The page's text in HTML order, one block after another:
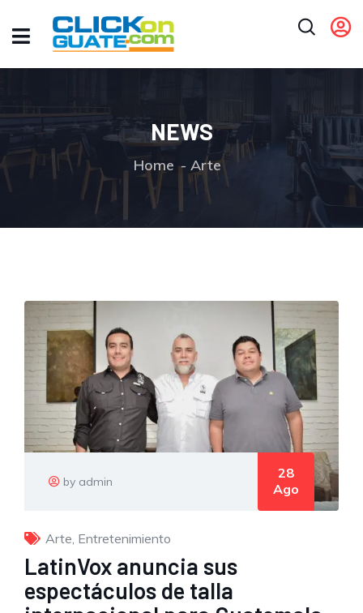
NEWS
Home Arte
by admin
28
Ago
Arte Entretenimiento
LatinVox anuncia sus
espectáculos de talla